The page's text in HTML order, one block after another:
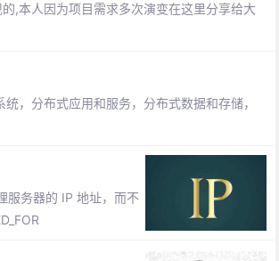
,本人因为项目需求多次演变在这里分享给大
，分布式应用和服务，分布式数据和存储，
服务器的 IP 地址，而不